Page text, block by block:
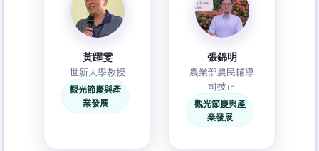
黃躍雯
世新大學教授
觀光節慶與產
業發展
張錦明
農業部農民輔導
司技正
觀光節慶與產
業發展